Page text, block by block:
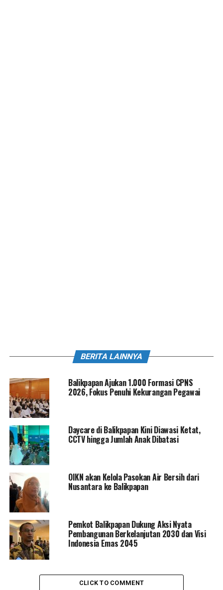
BERITA LAINNYA
Balikpapan Ajukan 1.000 Formasi CPNS
2026, Fokus Penuhi Kekurangan Pegawai
Daycare di Balikpapan Kini Diawasi Ketat,
CCTV hingga Jumlah Anak Dibatasi
OIKN akan Kelola Pasokan Air Bersih dari
Nusantara ke Balikpapan
Pemkot Balikpapan Dukung Aksi Nyata
Pembangunan Berkelanjutan 2030 dan Visi
Indonesia Emas 2045
CLICK TO COMMENT